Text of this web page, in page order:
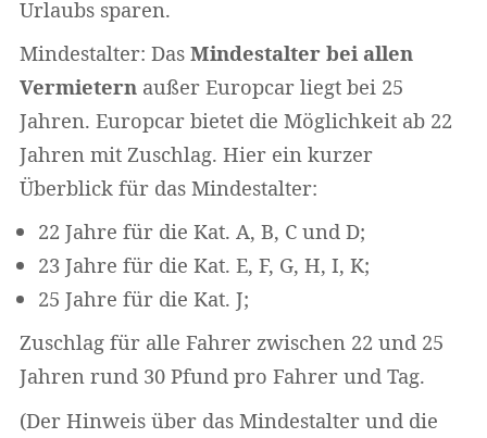
Urlaubs sparen.
Mindestalter: Das Mindestalter bei allen
Vermietern außer Europcar liegt bei 25
Jahren. Europcar bietet die Möglichkeit ab 22
Jahren mit Zuschlag. Hier ein kurzer
Überblick für das Mindestalter:
22 Jahre für die Kat. A, B, C und D;
23 Jahre für die Kat. E, F, G, H, I, K;
25 Jahre für die Kat. J;
Zuschlag für alle Fahrer zwischen 22 und 25
Jahren rund 30 Pfund pro Fahrer und Tag.
(Der Hinweis über das Mindestalter und die